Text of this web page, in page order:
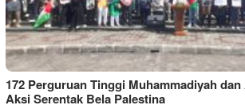
172 Perguruan Tinggi Muhammadiyah
Aksi Serentak Bela Palestina